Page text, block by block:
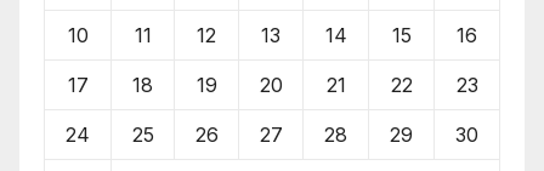
10 11 12 13 14 15 16
17 18 19 20 21 22 23
24 25 26 27 28 29 30